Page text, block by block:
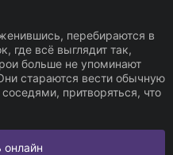
перебираются в
где всё выглядит так,
больше не упоминают
стараются вести обычную
притворяться, что
онлайн